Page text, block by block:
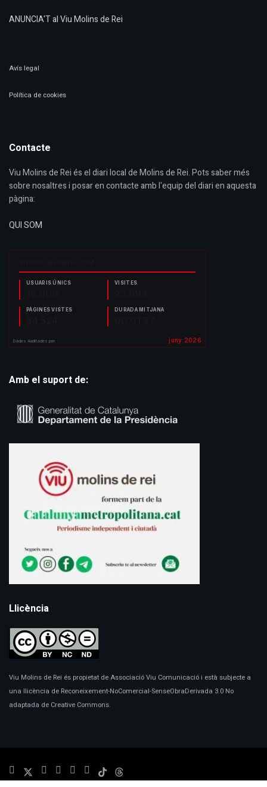
ANUNCIA'T al Viu Molins de Rei
Avís legal
Política de cookies
Contacte
Viu Molins de Rei és el diari local de Molins de Rei. Pots saber més
sobre nosaltres i posar en contacte amb l'equip del diari en aquesta
pàgina:
QUI SOM
Amb el suport de:
Llicència
Viu Molins de Rei és propietat de Associació Viu Comunicació i està subjecte a
una llicència de Reconeixement-NoComercial-SenseObraDerivada 3.0 No
adaptada de Creative Commons.